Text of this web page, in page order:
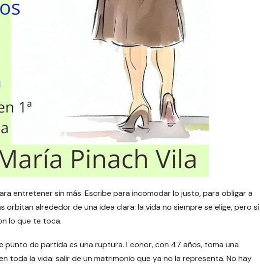
entretener sin más. Escribe para incomodar lo justo, para obligar a
orbitan alrededor de una idea clara: la vida no siempre se elige, pero sí
lo que te toca.
punto de partida es una ruptura. Leonor, con 47 años, toma una
toda la vida: salir de un matrimonio que ya no la representa. No hay